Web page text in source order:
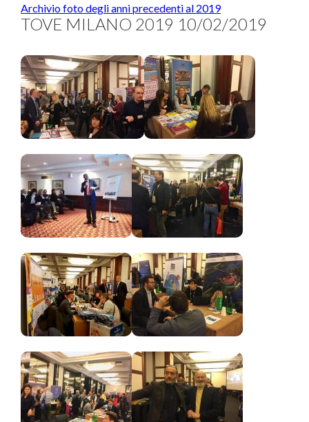
Archivio foto degli anni precedenti al 2019
TOVE MILANO 2019 10/02/2019